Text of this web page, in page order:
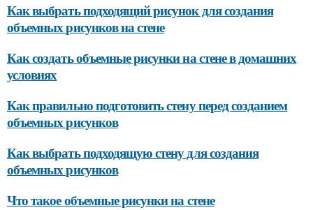
Как выбрать подходящий рисунок для создания
объемных рисунков на стене
Как создать объемные рисунки на стене в домашних
условиях
Как правильно подготовить стену перед созданием
объемных рисунков
Как выбрать подходящую стену для создания
объемных рисунков
Что такое объемные рисунки на стене